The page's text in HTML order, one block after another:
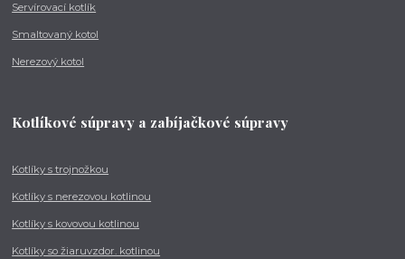
Servírovací kotlík
Smaltovaný kotol
Nerezový kotol
Kotlíkové súpravy a zabíjačkové súpravy
Kotlíky s trojnožkou
Kotlíky s nerezovou kotlinou
Kotlíky s kovovou kotlinou
Kotlíky so žiaruvzdor. kotlinou